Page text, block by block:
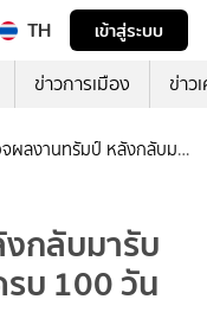
TH
เข้าสู่ระบบ
ข่าวการเมือง ข่าว
จผลงานทรัมป์ หลังกลับมา
กลับมารับ
บ 100 วัน